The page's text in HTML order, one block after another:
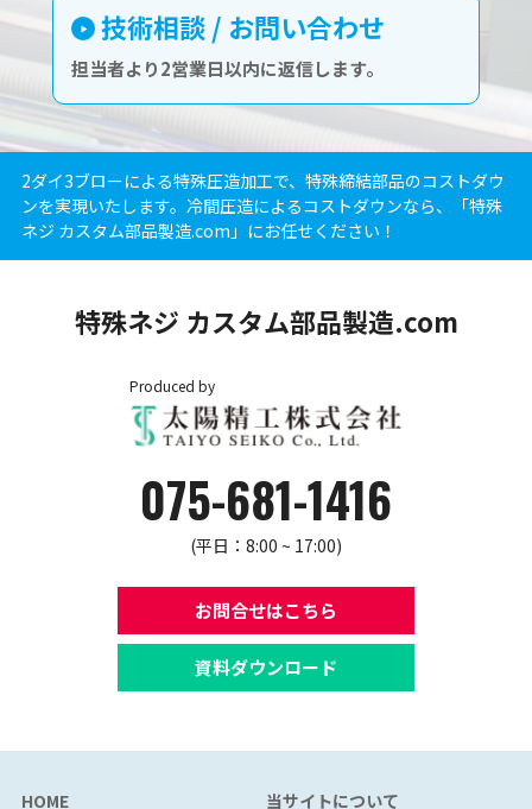
技術相談 / お問い合わせ
担当者より2営業日以内に返信します。
2ダイ3ブローによる特殊圧造加工で、特殊締結部品のコストダウ
ンを実現いたします。冷間圧造によるコストダウンなら、「特殊
ネジ カスタム部品製造.com」にお任せください！
特殊ネジ カスタム部品製造.com
Produced by
075-681-1416
(平日：8:00 ~ 17:00)
お問合せはこちら
資料ダウンロード
HOME 当サイトについて